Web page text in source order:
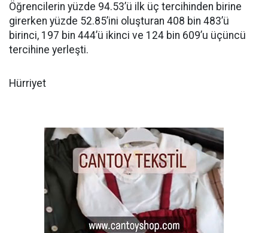
Öğrencilerin yüzde 94.53’ü ilk üç tercihinden birine
girerken yüzde 52.85’ini oluşturan 408 bin 483’ü
birinci, 197 bin 444’ü ikinci ve 124 bin 609’u üçüncü
tercihine yerleşti.
Hürriyet